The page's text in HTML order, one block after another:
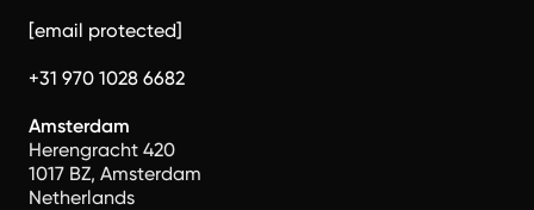
[email protected]
+31 970 1028 6682
Amsterdam
Herengracht 420
1017 BZ, Amsterdam
Netherlands